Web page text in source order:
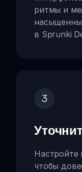
ритмы и
в Sprunki
3
Настройте
чтобы